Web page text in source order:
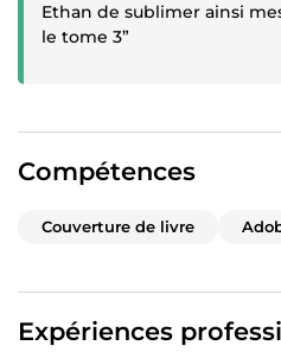
Ethan de sublimer ainsi
le tome 3”
Compétences
Couverture de livre
Expériences